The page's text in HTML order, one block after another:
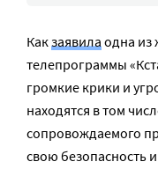
Какзаявилаодна из
телепрограммы
громкие крики и
находятся в том
сопровождаемого
свою безопасность